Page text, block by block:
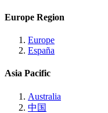
Europe Region
Europe
España
Asia Pacific
Australia
中国